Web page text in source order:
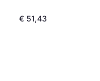
€ 51,43